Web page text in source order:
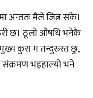
अन्ततः मैले जित्न सकें।
छ। ठूलो औषधि भनेकै
कुरा म तन्दुरुस्त छु,
संक्रमण भइहाल्यो भने